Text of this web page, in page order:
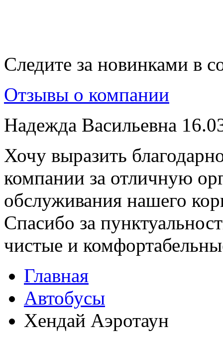
Следите за новинками в
Отзывы о компании
Надежда Васильевна
Хочу выразить
компании за отличную
обслуживания нашего
Спасибо за
чистые и
Главная
Автобусы
Хендай Аэротаун